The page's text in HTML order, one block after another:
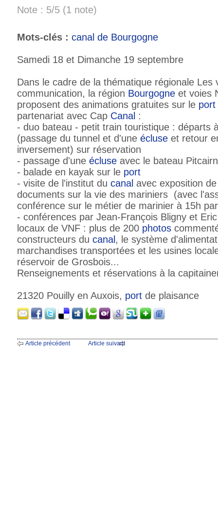
Note : 5/5 (1 note)
Mots-clés : canal de Bourgogne
Samedi 18 et Dimanche 19 septembre
Dans le cadre de la thématique régionale Les
communication, la région Bourgogne et voies
proposent des animations gratuites sur le port
partenariat avec Cap Canal :
- duo bateau - petit train touristique : départs
(passage du tunnel et d'une écluse et retour
inversement) sur réservation
- passage d'une écluse avec le bateau Pitcairn
- balade en kayak sur le port
- visite de l'institut du canal avec exposition
documents sur la vie des mariniers (avec
conférence sur le métier de marinier à 15h
- conférences par Jean-François Bligny et
locaux de VNF : plus de 200 photos
constructeurs du canal , le système
marchandises transportées et les usines
réservoir de Grosbois...
Renseignements et réservations à la
21320 Pouilly en Auxois, port de plaisance
Article précédent Article suivant